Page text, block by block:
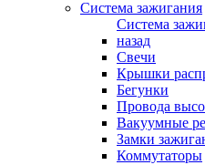
Система зажигания
Система
назад
Свечи
Крышки
Бегунки
Провода
Вакуумные
Замки
Коммутаторы